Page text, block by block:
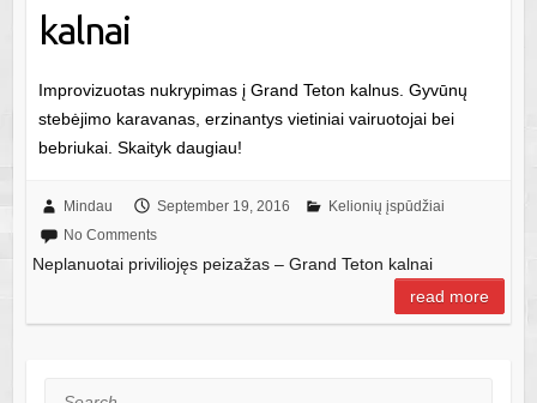
kalnai
Improvizuotas nukrypimas į Grand Teton kalnus. Gyvūnų
stebėjimo karavanas, erzinantys vietiniai vairuotojai bei
bebriukai. Skaityk daugiau!
Mindau September 19, 2016
Kelionių įspūdžiai
No Comments
Neplanuotai priviliojęs peizažas – Grand Teton kalnai
read more
Search